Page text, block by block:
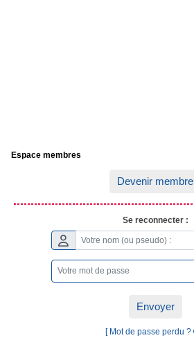
Espace membres
Devenir membre
Se reconnecter :
Envoyer
[ Mot de passe perdu ?